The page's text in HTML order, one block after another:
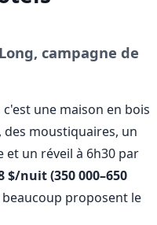
campagne de
une maison en bois
moustiquaires, un
et un réveil à 6h30 par
$/nuit (350 000–650
proposent le